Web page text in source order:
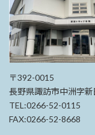
〒392-0015
長野県諏訪市中洲字
TEL:0266-52-0115
FAX:0266-52-8668